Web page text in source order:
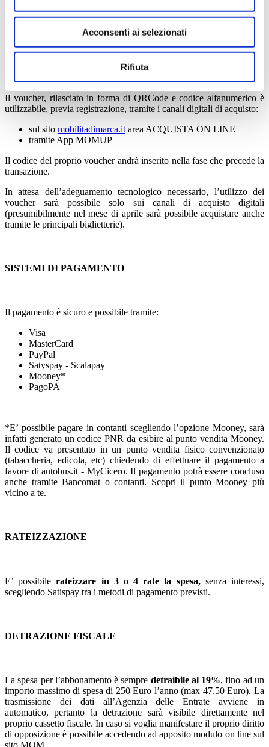
Acconsenti ai selezionati
Rifiuta
QUI LE ISTRUZIONI
Il voucher può essere utilizzatoentro il giorno 10 del mese
Il voucher, rilasciato in forma di QRCode e codice alfanumerico è
utilizzabile, previa registrazione, tramite i canali digitali di acquisto:
sul sito mobilitadimarca.it area ACQUISTA ON LINE
tramite App MOMUP
Il codice del proprio voucher andrà inserito nella fase che precede la
transazione.
In attesa dell’adeguamento tecnologico necessario, l’utilizzo dei
voucher sarà possibile solo sui canali di acquisto digitali
(presumibilmente nel mese di aprile sarà possibile acquistare anche
tramite le principali biglietterie).
SISTEMI DI PAGAMENTO
Il pagamento è sicuro e possibile tramite:
Visa
MasterCard
PayPal
Satyspay - Scalapay
Mooney*
PagoPA
*E’ possibile pagare in contanti scegliendo l’opzione Mooney, sarà
infatti generato un codice PNR da esibire al punto vendita Mooney.
Il codice va presentato in un punto vendita fisico convenzionato
(tabaccheria, edicola, etc) chiedendo di effettuare il pagamento a
favore di autobus.it - MyCicero. Il pagamento potrà essere concluso
anche tramite Bancomat o contanti. Scopri il punto Mooney più
vicino a te.
RATEIZZAZIONE
E’ possibilerateizzare in 3 o 4 rate la spesa,senza interessi,
scegliendo Satispay tra i metodi di pagamento previsti.
DETRAZIONE FISCALE
La spesa per l’abbonamento è sempre detraibile al 19%, fino ad un
importo massimo di spesa di 250 Euro l’anno (max 47,50 Euro). La
trasmissione dei dati all’Agenzia delle Entrate avviene in
automatico, pertanto la detrazione sarà visibile direttamente nel
proprio cassetto fiscale. In caso si voglia manifestare il proprio diritto
di opposizione è possibile accedendo ad apposito modulo on line sul